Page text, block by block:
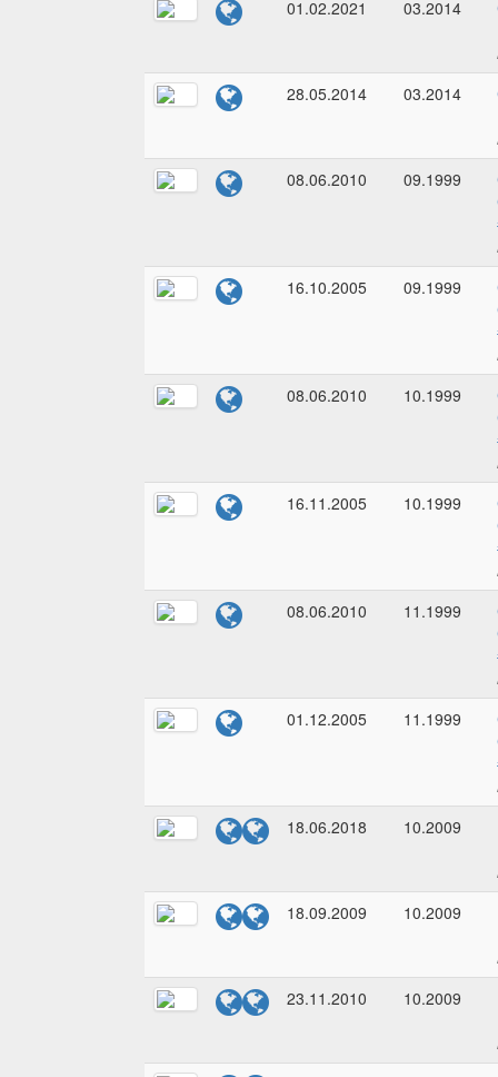
01.02.2021
03.2014
28.05.2014
03.2014
08.06.2010
09.1999
16.10.2005
09.1999
08.06.2010
10.1999
16.11.2005
10.1999
08.06.2010
11.1999
01.12.2005
11.1999
18.06.2018
10.2009
18.09.2009
10.2009
23.11.2010
10.2009